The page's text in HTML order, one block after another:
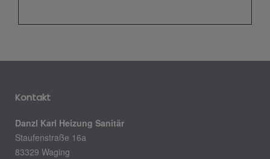
Kontakt
Danzl Karl Heizung Sanitär
Staufenstraße 16a
83329 Waging